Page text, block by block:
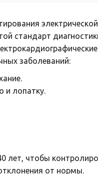
стандарт
заболеваний:
и лопатку.
лет, чтобы
от нормы.